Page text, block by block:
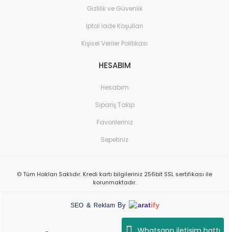
Gizlilik ve Güvenlik
İptal İade Koşullari
Kişisel Veriler Politikası
HESABIM
Hesabım
Sipariş Takip
Favorileriniz
Sepetiniz
© Tüm Hakları Saklıdır. Kredi kartı bilgileriniz 256bit SSL sertifikası ile
korunmaktadır.
SEO & Reklam By aratify